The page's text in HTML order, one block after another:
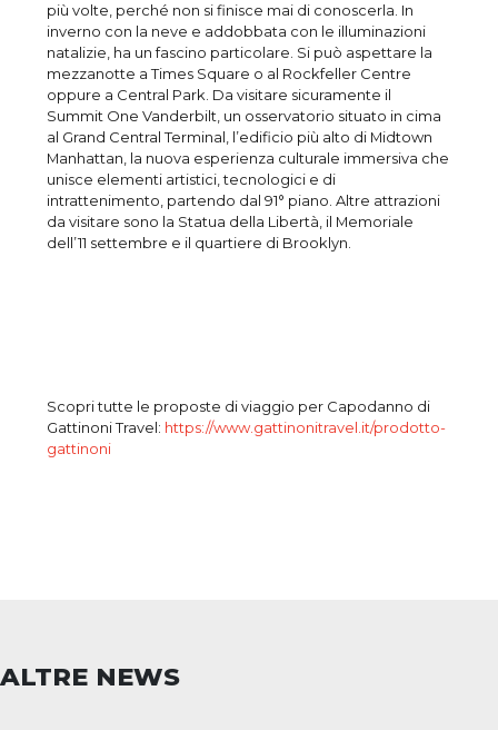
più volte, perché non si finisce mai di conoscerla. In
inverno con la neve e addobbata con le illuminazioni
natalizie, ha un fascino particolare. Si può aspettare la
mezzanotte a Times Square o al Rockfeller Centre
oppure a Central Park. Da visitare sicuramente il
Summit One Vanderbilt, un osservatorio situato in cima
al Grand Central Terminal, l’edificio più alto di Midtown
Manhattan, la nuova esperienza culturale immersiva che
unisce elementi artistici, tecnologici e di
intrattenimento, partendo dal 91° piano. Altre attrazioni
da visitare sono la Statua della Libertà, il Memoriale
dell’11 settembre e il quartiere di Brooklyn.
Scopri tutte le proposte di viaggio per Capodanno di
Gattinoni Travel: https://www.gattinonitravel.it/prodotto-
gattinoni
ALTRE NEWS